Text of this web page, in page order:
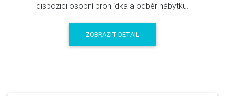
dispozici osobní prohlídka a odběr nábytku.
ZOBRAZIT DETAIL